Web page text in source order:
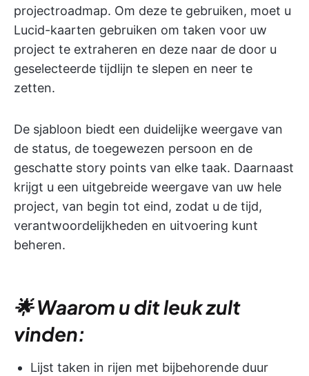
projectroadmap. Om deze te gebruiken, moet u
Lucid-kaarten gebruiken om taken voor uw
project te extraheren en deze naar de door u
geselecteerde tijdlijn te slepen en neer te
zetten.
De sjabloon biedt een duidelijke weergave van
de status, de toegewezen persoon en de
geschatte story points van elke taak. Daarnaast
krijgt u een uitgebreide weergave van uw hele
project, van begin tot eind, zodat u de tijd,
verantwoordelijkheden en uitvoering kunt
beheren.
🌟 Waarom u dit leuk zult
vinden:
Lijst taken in rijen met bijbehorende duur